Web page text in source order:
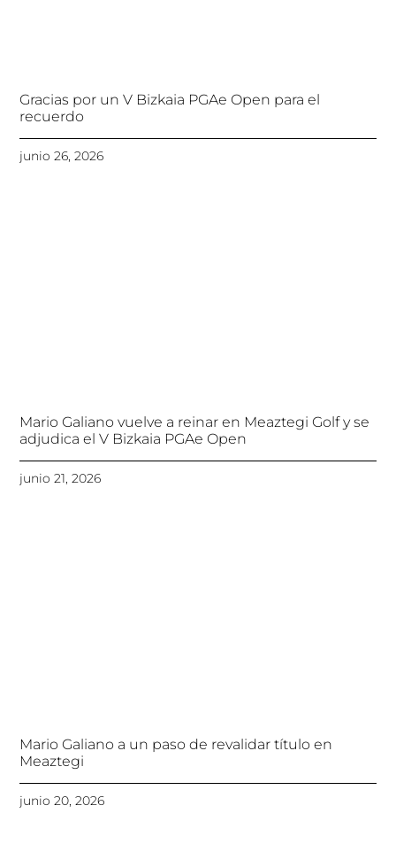
Gracias por un V Bizkaia PGAe Open para el
recuerdo
junio 26, 2026
Mario Galiano vuelve a reinar en Meaztegi Golf y se
adjudica el V Bizkaia PGAe Open
junio 21, 2026
Mario Galiano a un paso de revalidar título en
Meaztegi
junio 20, 2026